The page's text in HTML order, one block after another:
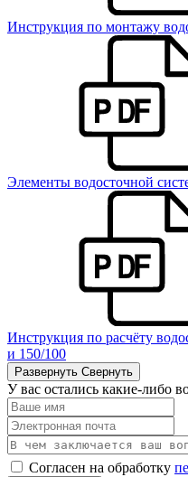
Инструкция по монтажу
Элементы водосточной
Инструкция по расчёту
и 150/100
Развернуть Свернуть
У вас остались какие-либо
Согласен на обработку